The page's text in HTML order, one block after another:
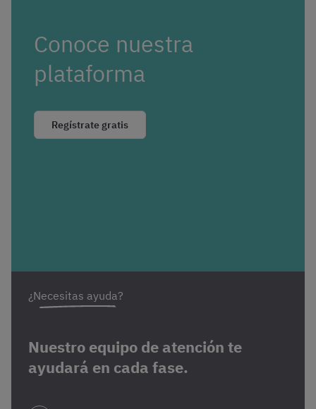
Conoce nuestra
plataforma
Regístrate gratis
¿Necesitas ayuda?
Nuestro equipo de atención te
ayudará en cada fase.